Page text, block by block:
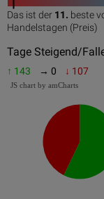
Das ist der 11. beste
Handelstagen (Preis)
Tage Steigend/
↑ 143 → 0 ↓ 107
JS chart by amCharts